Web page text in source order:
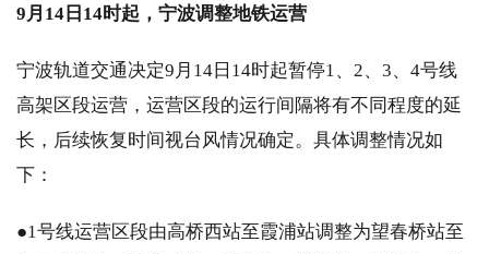
9月14日14时起，宁波调整地铁运营
宁波轨道交通决定9月14日14时起暂停1、2、3、4号线
高架区段运营，运营区段的运行间隔将有不同程度的延
长，后续恢复时间视台风情况确定。具体调整情况如
下：
●1号线运营区段由高桥西站至霞浦站调整为望春桥站至